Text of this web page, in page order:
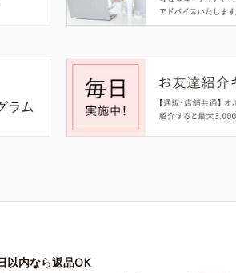
以内なら返品OK